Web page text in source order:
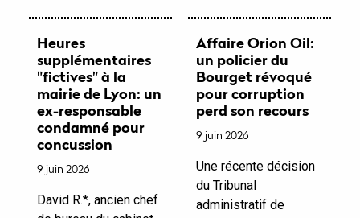
Heures
supplémentaires
"fictives" à la
mairie de Lyon: un
ex-responsable
condamné pour
concussion
9 juin 2026
David R.*, ancien chef
Affaire Orion Oil:
un policier du
Bourget révoqué
pour corruption
perd son recours
9 juin 2026
Une récente décision
du Tribunal
administratif de